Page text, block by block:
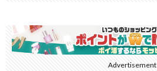
Advertisement